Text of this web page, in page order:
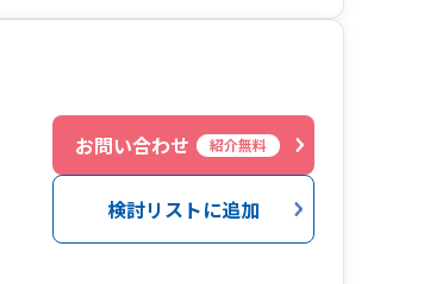
お問い合わせ 紹介無料
検討リストに追加